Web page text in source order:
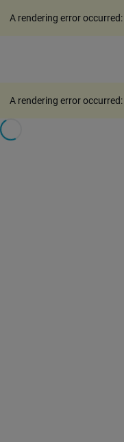
A rendering error occurred:
A rendering error occurred: